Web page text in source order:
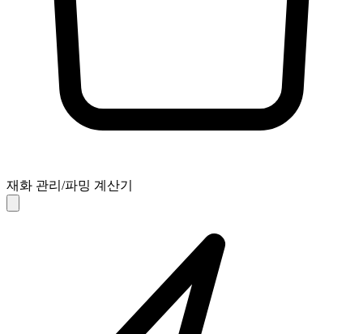
재화 관리/파밍 계산기